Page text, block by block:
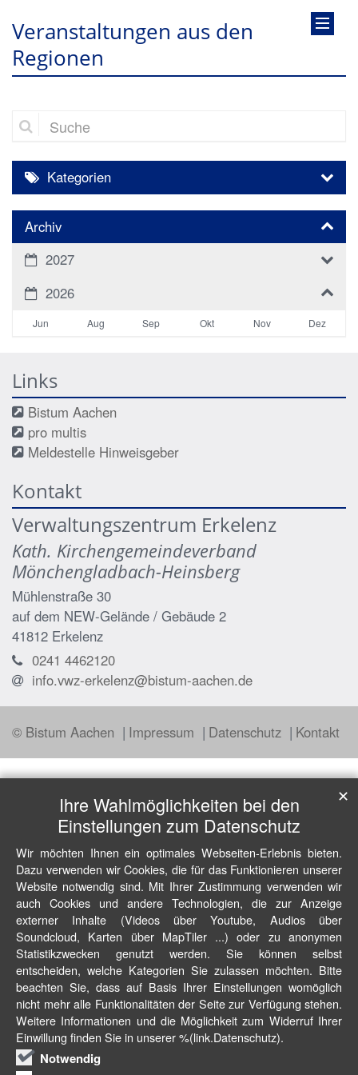
Veranstaltungen aus den
Regionen
Suche
Kategorien
Archiv
2027
2026
Jun Aug Sep Okt Nov Dez
Links
Bistum Aachen
pro multis
Meldestelle Hinweisgeber
Kontakt
Verwaltungszentrum Erkelenz
Kath. Kirchengemeindeverband
Mönchengladbach-Heinsberg
Mühlenstraße 30
auf dem NEW-Gelände / Gebäude 2
41812 Erkelenz
0241 4462120
info.vwz-erkelenz@bistum-aachen.de
© Bistum Aachen Impressum Datenschutz Kontakt
Ihre Wahlmöglichkeiten bei den
Einstellungen zum Datenschutz
Wir möchten Ihnen ein optimales Webseiten-Erlebnis bieten.
Dazu verwenden wir Cookies, die für das Funktionieren unserer
Website notwendig sind. Mit Ihrer Zustimmung verwenden wir
auch Cookies und andere Technologien, die zur Anzeige
externer Inhalte (Videos über Youtube, Audios über
Soundcloud, Karten über MapTiler ...) oder zu anonymen
Statistikzwecken genutzt werden. Sie können selbst
entscheiden, welche Kategorien Sie zulassen möchten. Bitte
beachten Sie, dass auf Basis Ihrer Einstellungen womöglich
nicht mehr alle Funktionalitäten der Seite zur Verfügung stehen.
Weitere Informationen und die Möglichkeit zum Widerruf Ihrer
Einwillung finden Sie in unserer %(link.Datenschutz).
Notwendig
✕